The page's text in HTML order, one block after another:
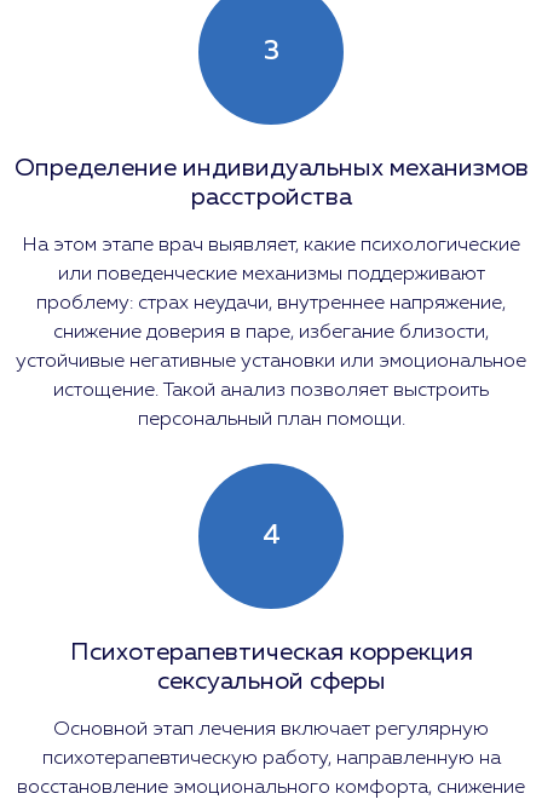
3
Определение индивидуальных механизмов
расстройства
На этом этапе врач выявляет, какие психологические
или поведенческие механизмы поддерживают
проблему: страх неудачи, внутреннее напряжение,
снижение доверия в паре, избегание близости,
устойчивые негативные установки или эмоциональное
истощение. Такой анализ позволяет выстроить
персональный план помощи.
4
Психотерапевтическая коррекция
сексуальной сферы
Основной этап лечения включает регулярную
психотерапевтическую работу, направленную на
восстановление эмоционального комфорта, снижение